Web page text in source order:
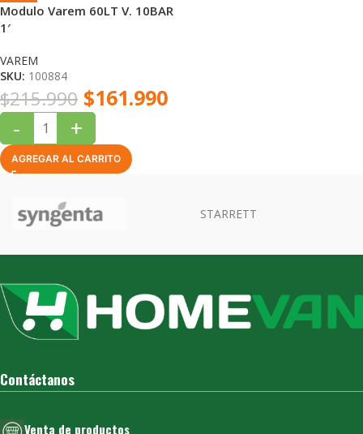
Modulo Varem 60LT V. 10BAR
1′
VAREM
SKU: 100884
$215.990 $161.990
- +
AGREGAR AL CARRITO
Contáctanos
Venta de productos